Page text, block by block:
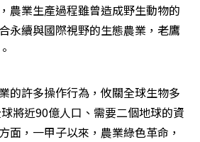
農業生產過程雖曾造成野生動物的
永續與國際視野的生態農業，老鷹
的許多操作行為，攸關全球生物多
將近90億人口、需要二個地球的資
面，一甲子以來，農業綠色革命，